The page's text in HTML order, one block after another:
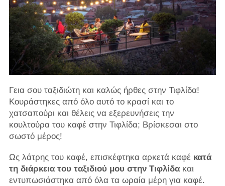
Γεια σου ταξιδιώτη και καλώς ήρθες στην Τιφλίδα!
Κουράστηκες από όλο αυτό το κρασί και το
χατσαπούρι και θέλεις να εξερευνήσεις την
κουλτούρα του καφέ στην Τιφλίδα; Βρίσκεσαι στο
σωστό μέρος!
Ως λάτρης του καφέ, επισκέφτηκα αρκετά καφέ κατά
τη διάρκεια του ταξιδιού μου στην Τιφλίδακαι
εντυπωσιάστηκα από όλα τα ωραία μέρη για καφέ.